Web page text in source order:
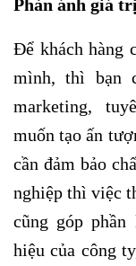
Phản ánh giá
Để khách hàng
mình, thì bạn
marketing,
muốn tạo ấn
cần đảm bảo
nghiệp thì việc
cũng góp
hiệu của công